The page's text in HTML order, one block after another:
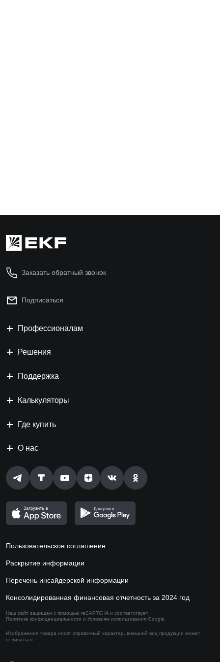
Заказать обратный звонок
Подписаться
Профессионалам
Решения
Поддержка
Калькуляторы
Где купить
О нас
Пользовательское соглашение
Раскрытие информации
Перечень инсайдерской информации
Консолидированная финансовая отчетность за 2024 год
Наш сайт защищен с помощью reCAPTCHA и соответствует
Политике конфиденциальности и Условиям использования Google.
Изображения товара носят справочный характер, внешний вид продукции может
отличаться